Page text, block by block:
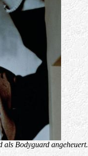
Bodyguard angeheuert.